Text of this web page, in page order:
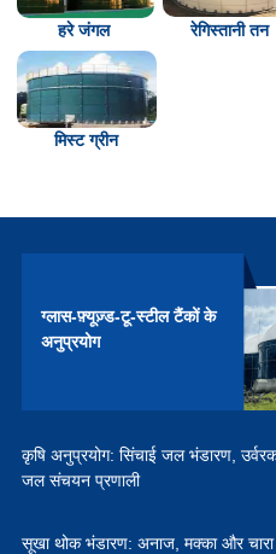
हरे जंगल रेगिस्तानी तन
मिस्ट ग्रीन
कृषि अनुप्रयोग: सिंचाई जल भंडारण,
जल संचयन प्रणाली
सूखा थोक भंडारण: अनाज, मक्का और चारा
ग्लास-फ़्यूज़्ड-टू-स्टील टैंकों के
अनुप्रयोग